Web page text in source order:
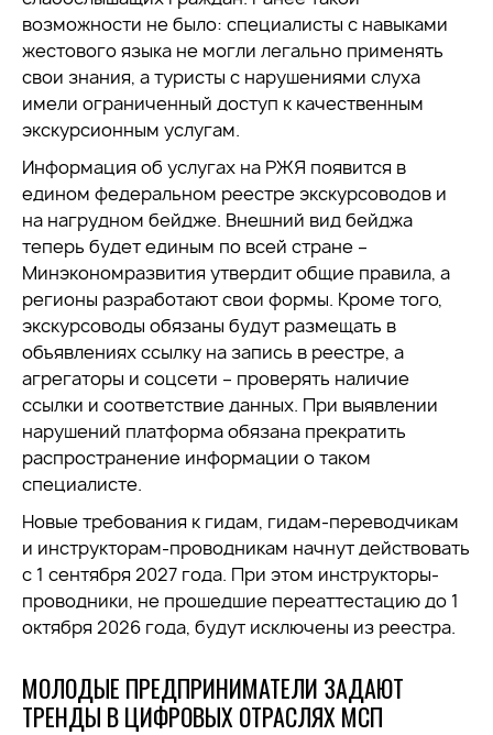
возможности не было: специалисты с навыками
жестового языка не могли легально применять
свои знания, а туристы с нарушениями слуха
имели ограниченный доступ к качественным
экскурсионным услугам.
Информация об услугах на РЖЯ появится в
едином федеральном реестре экскурсоводов и
на нагрудном бейдже. Внешний вид бейджа
теперь будет единым по всей стране –
Минэкономразвития утвердит общие правила, а
регионы разработают свои формы. Кроме того,
экскурсоводы обязаны будут размещать в
объявлениях ссылку на запись в реестре, а
агрегаторы и соцсети – проверять наличие
ссылки и соответствие данных. При выявлении
нарушений платформа обязана прекратить
распространение информации о таком
специалисте.
Новые требования к гидам, гидам-переводчикам
и инструкторам-проводникам начнут действовать
с 1 сентября 2027 года. При этом инструкторы-
проводники, не прошедшие переаттестацию до 1
октября 2026 года, будут исключены из реестра.
МОЛОДЫЕ ПРЕДПРИНИМАТЕЛИ ЗАДАЮТ
ТРЕНДЫ В ЦИФРОВЫХ ОТРАСЛЯХ МСП